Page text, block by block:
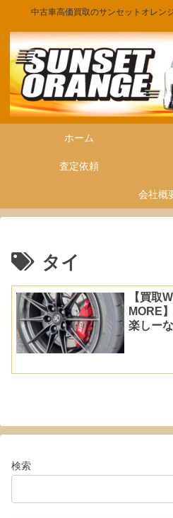
中古車高価買取のサンセットオレン
ホーム
査定依頼
会社概
タイ
【買取
MORE
楽しー
検索